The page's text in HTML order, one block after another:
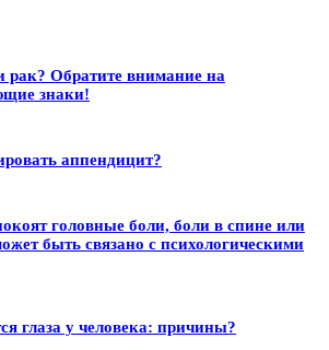
рак? Обратите внимание на
знаки!
аппендицит?
головные боли, боли в спине или
быть связано с психологическими
глаза у человека: причины?